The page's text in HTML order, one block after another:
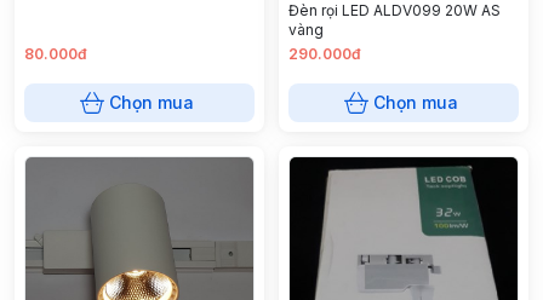
80.000đ
Chọn mua
Đèn rọi LED ALDV099 20W AS
vàng
290.000đ
Chọn mua